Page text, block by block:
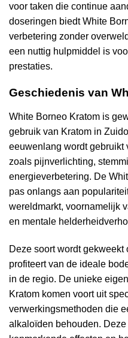
voor taken die continue
doseringen biedt White
verbetering zonder
een nuttig hulpmiddel is
prestaties.
Geschiedenis van
White Borneo Kratom is
gebruik van Kratom in
eeuwenlang wordt gebruikt
zoals pijnverlichting,
energieverbetering. De
pas onlangs aan
wereldmarkt, voornamelijk
en mentale
Deze soort wordt
profiteert van de ideale
in de regio. De unieke
Kratom komen voort uit
verwerkingsmethoden die
alkaloïden behouden.